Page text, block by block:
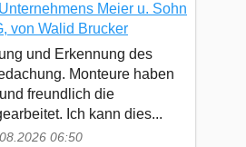
Meier u. Sohn
von Walid Brucker
und Erkennung des
Monteure haben
freundlich die
Ich kann dies...
06:50